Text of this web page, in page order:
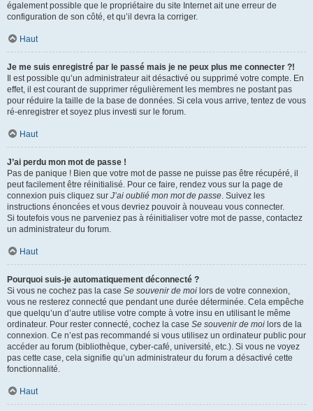
également possible que le propriétaire du site Internet ait une erreur de
configuration de son côté, et qu’il devra la corriger.
Haut
Je me suis enregistré par le passé mais je ne peux plus me connecter ?!
Il est possible qu’un administrateur ait désactivé ou supprimé votre compte. En
effet, il est courant de supprimer régulièrement les membres ne postant pas
pour réduire la taille de la base de données. Si cela vous arrive, tentez de vous
ré-enregistrer et soyez plus investi sur le forum.
Haut
J’ai perdu mon mot de passe !
Pas de panique ! Bien que votre mot de passe ne puisse pas être récupéré, il
peut facilement être réinitialisé. Pour ce faire, rendez vous sur la page de
connexion puis cliquez sur J’ai oublié mon mot de passe. Suivez les
instructions énoncées et vous devriez pouvoir à nouveau vous connecter.
Si toutefois vous ne parveniez pas à réinitialiser votre mot de passe, contactez
un administrateur du forum.
Haut
Pourquoi suis-je automatiquement déconnecté ?
Si vous ne cochez pas la case Se souvenir de moi lors de votre connexion,
vous ne resterez connecté que pendant une durée déterminée. Cela empêche
que quelqu’un d’autre utilise votre compte à votre insu en utilisant le même
ordinateur. Pour rester connecté, cochez la case Se souvenir de moi lors de la
connexion. Ce n’est pas recommandé si vous utilisez un ordinateur public pour
accéder au forum (bibliothèque, cyber-café, université, etc.). Si vous ne voyez
pas cette case, cela signifie qu’un administrateur du forum a désactivé cette
fonctionnalité.
Haut